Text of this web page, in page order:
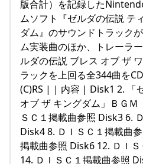
版合計）を記録した
ムソフト『ゼルダの伝説 テ
ダム』のサウンドトラック
ム実装曲のほか、トレーラ
ルダの伝説 ブレス オブ ザ
ラックを上回る全344曲を
(C)RS | | 内容 | Disk1 2. 「
オブ ザ キングダム」ＢＧＭ
ＳＣ１掲載曲参照 Disk3 6.
Disk4 8. ＤＩＳＣ１掲載曲
掲載曲参照 Disk6 12. ＤＩ
14. ＤＩＳＣ１掲載曲参照